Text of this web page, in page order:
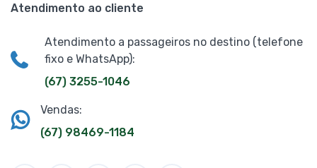
Atendimento ao cliente
Atendimento a passageiros no destino (telefone
fixo e WhatsApp):
(67) 3255-1046
Vendas:
(67) 98469-1184